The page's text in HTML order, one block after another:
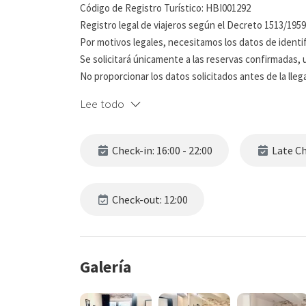
Código de Registro Turístico: HBI001292
Registro legal de viajeros según el Decreto 1513/
Por motivos legales, necesitamos los datos de
Se solicitará únicamente a las reservas confirmadas,
No proporcionar los datos solicitados antes de la
Moderna amplia y funcional habitación de uso
habitacion se encuentra el Aire acondicionado la
AVISO IMPORANTE: Para garantizar su reserva, es
Después de su check-out y transcurridos 4 días, si
confirmar su estancia. En caso de no realizar el
Lee todo
Check-in: 16:00 - 22:00 Late
Check-out: 12:00
Galería